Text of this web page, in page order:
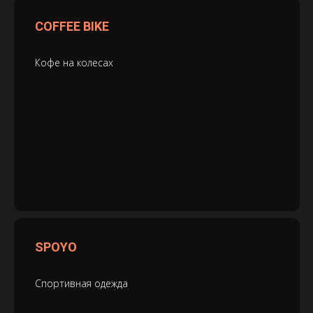
COFFEE BIKE
Кофе на колесах
SPOYO
Спортивная одежда